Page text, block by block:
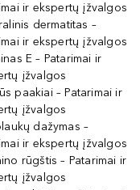
ir ekspertų įžvalgos
dermatitas –
ir ekspertų įžvalgos
E – Patarimai ir
įžvalgos
paakiai – Patarimai ir
įžvalgos
dažymas –
ir ekspertų įžvalgos
rūgštis – Patarimai ir
įžvalgos